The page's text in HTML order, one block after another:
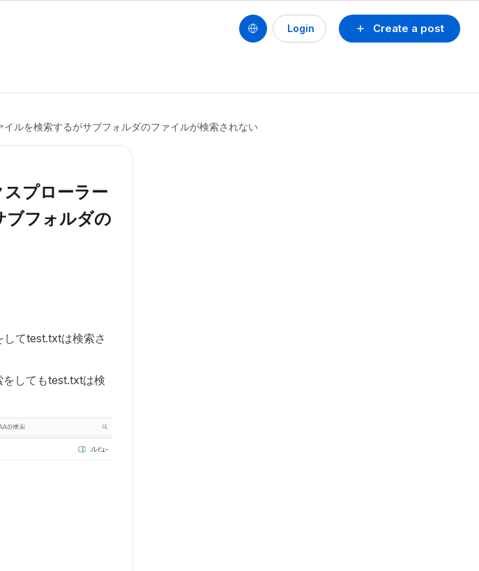
Create a post
Login
ルを検索するがサブフォルダのファイルが検索されない
プローラー
ブフォルダの
てtest.txtは検索さ
してもtest.txtは検